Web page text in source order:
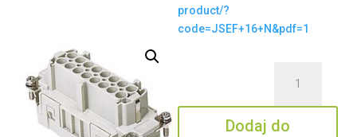
product/?
code=JSEF+16+N&pdf=1
JSEF
16
N
Dodaj do